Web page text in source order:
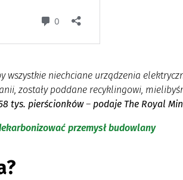
wszystkie niechciane urządzenia
zostały poddane recyklingowi,
tys. pierścionków– podaje The Royal
przemysł budowlany